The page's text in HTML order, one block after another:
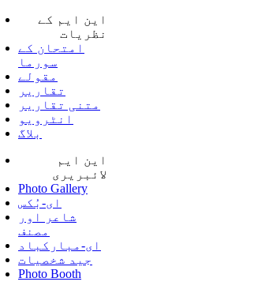
این ایم کے
نظریات
امتحان کے
سورما
مقولے
تقاریر
متنی تقاریر
انٹرویو
بلاگ
این ایم
لائبریری
Photo Gallery
ای-بُکس
شاعر اور
مصنف
ای-مبارکباد
جید شخصیات
Photo Booth